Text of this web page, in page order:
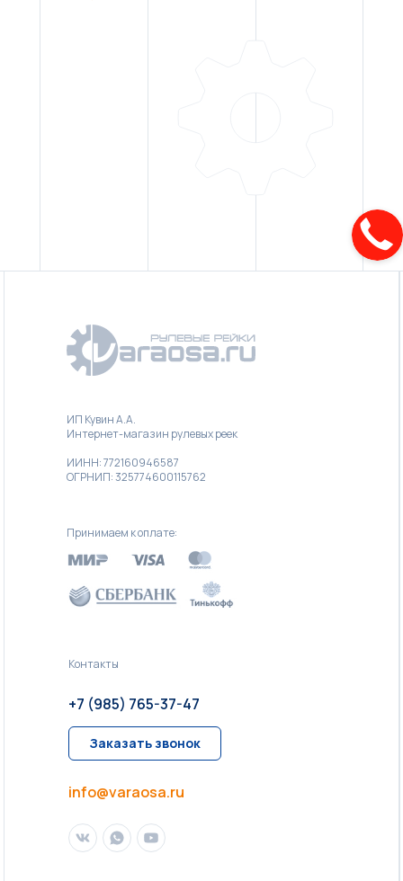
Принимаем к оплате:
Контакты
ИП Кувин А.А.
Интернет-магазин рулевых реек
ИИНН: 772160946587
ОГРНИП: 325774600115762
info@varaosa.ru
+7 (985) 765-37-47
Заказать звонок